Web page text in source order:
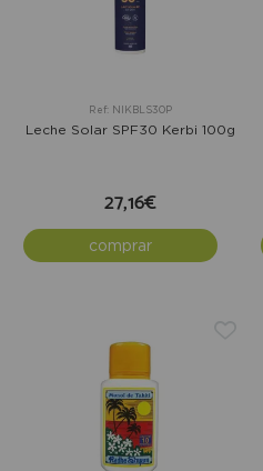
Ref: NIKBLS30P
Leche Solar SPF30 Kerbi 100g
27,16€
comprar